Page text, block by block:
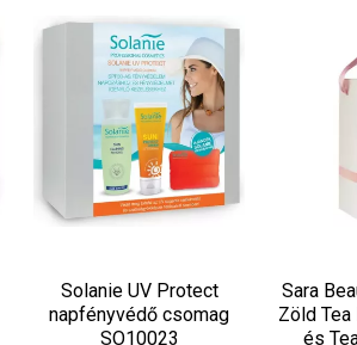
Solanie UV Protect
napfényvédő csomag
SO10023
Sara
Zöld
és